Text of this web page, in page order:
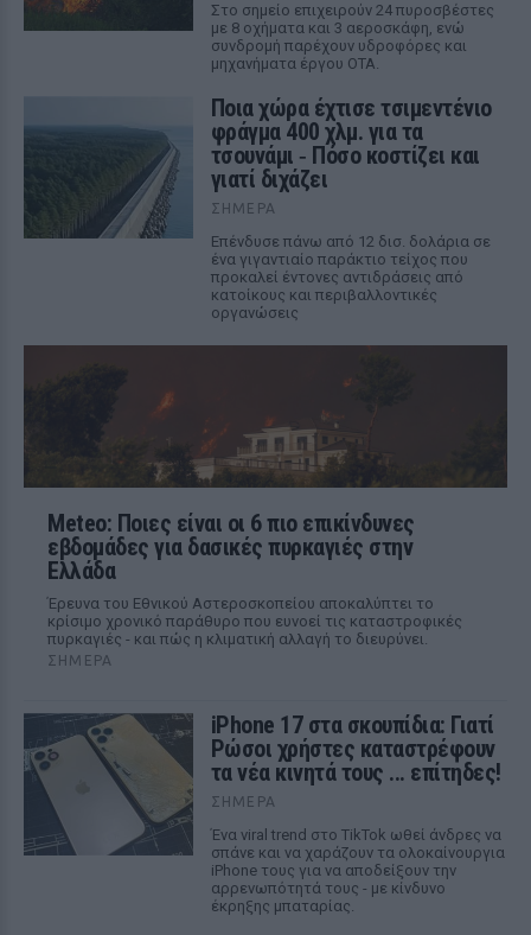
Στο σημείο επιχειρούν 24 πυροσβέστες
με 8 οχήματα και 3 αεροσκάφη, ενώ
συνδρομή παρέχουν υδροφόρες και
μηχανήματα έργου ΟΤΑ.
Ποια χώρα έχτισε τσιμεντένιο
φράγμα 400 χλμ. για τα
τσουνάμι ‑ Πόσο κοστίζει και
γιατί διχάζει
ΣΉΜΕΡΑ
Επένδυσε πάνω από 12 δισ. δολάρια σε
ένα γιγαντιαίο παράκτιο τείχος που
προκαλεί έντονες αντιδράσεις από
κατοίκους και περιβαλλοντικές
οργανώσεις
Meteo: Ποιες είναι οι 6 πιο επικίνδυνες
εβδομάδες για δασικές πυρκαγιές στην
Ελλάδα
Έρευνα του Εθνικού Αστεροσκοπείου αποκαλύπτει το
κρίσιμο χρονικό παράθυρο που ευνοεί τις καταστροφικές
πυρκαγιές - και πώς η κλιματική αλλαγή το διευρύνει.
ΣΉΜΕΡΑ
iPhone 17 στα σκουπίδια: Γιατί
Ρώσοι χρήστες καταστρέφουν
τα νέα κινητά τους ... επίτηδες!
ΣΉΜΕΡΑ
Ένα viral trend στο TikTok ωθεί άνδρες να
σπάνε και να χαράζουν τα ολοκαίνουργια
iPhone τους για να αποδείξουν την
αρρενωπότητά τους - με κίνδυνο
έκρηξης μπαταρίας.